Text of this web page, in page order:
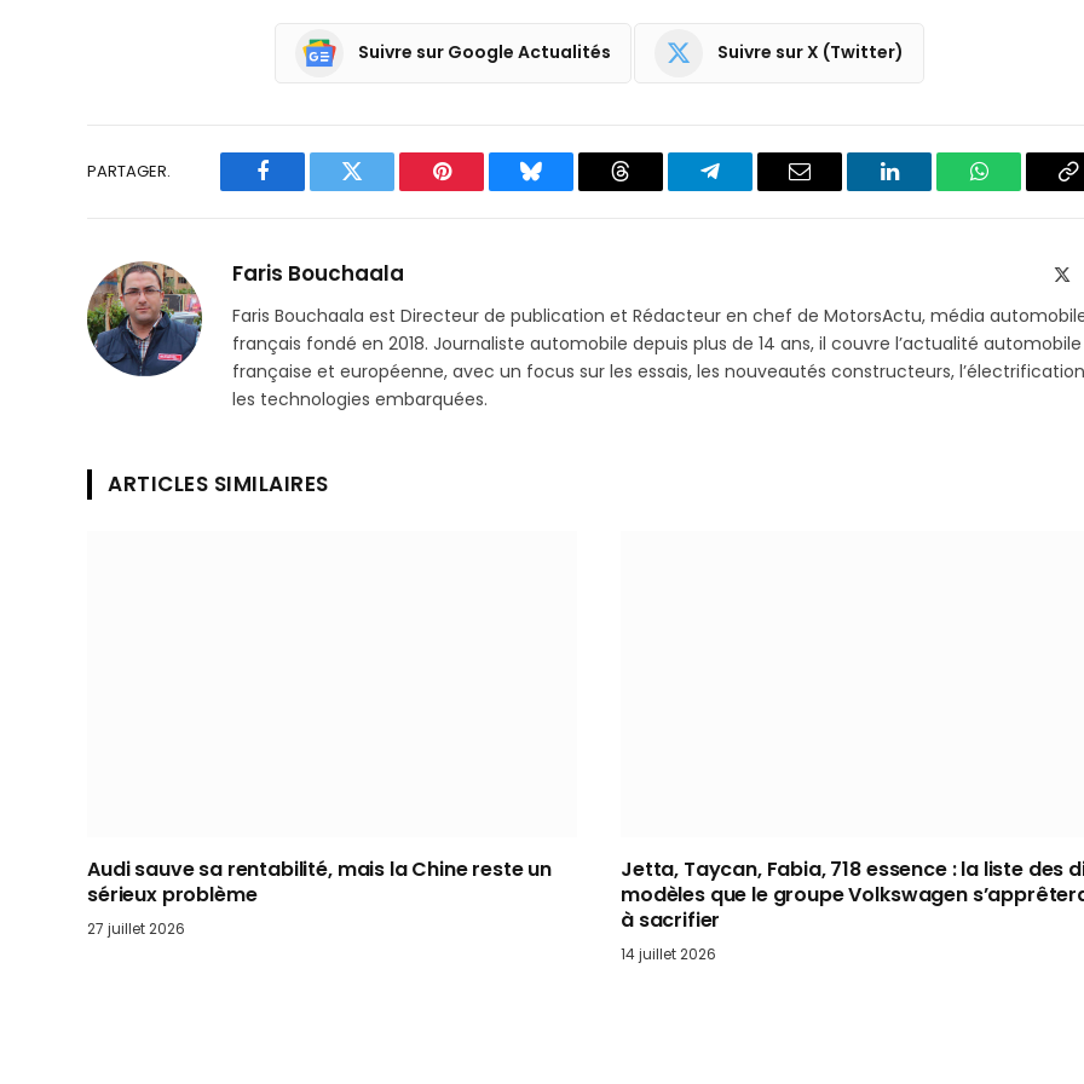
Suivre sur Google Actualités Suivre sur X (Twitter)
PARTAGER.
Facebook Twitter Pinterest Bluesky Threads
Partager
Email LinkedIn WhatsApp
Faris Bouchaala
Faris Bouchaala est Directeur de publication et Rédacteur en chef de MotorsActu, média
français fondé en 2018. Journaliste automobile depuis plus de 14 ans, il couvre l’actualité automobile
française et européenne, avec un focus sur les essais, les nouveautés constructeurs,
les technologies embarquées.
ARTICLES SIMILAIRES
Audi sauve sa rentabilité, mais la Chine reste un
sérieux problème
27 juillet 2026
Jetta, Taycan, Fabia, 718 essence : la liste des
modèles que le groupe Volkswagen
à sacrifier
14 juillet 2026